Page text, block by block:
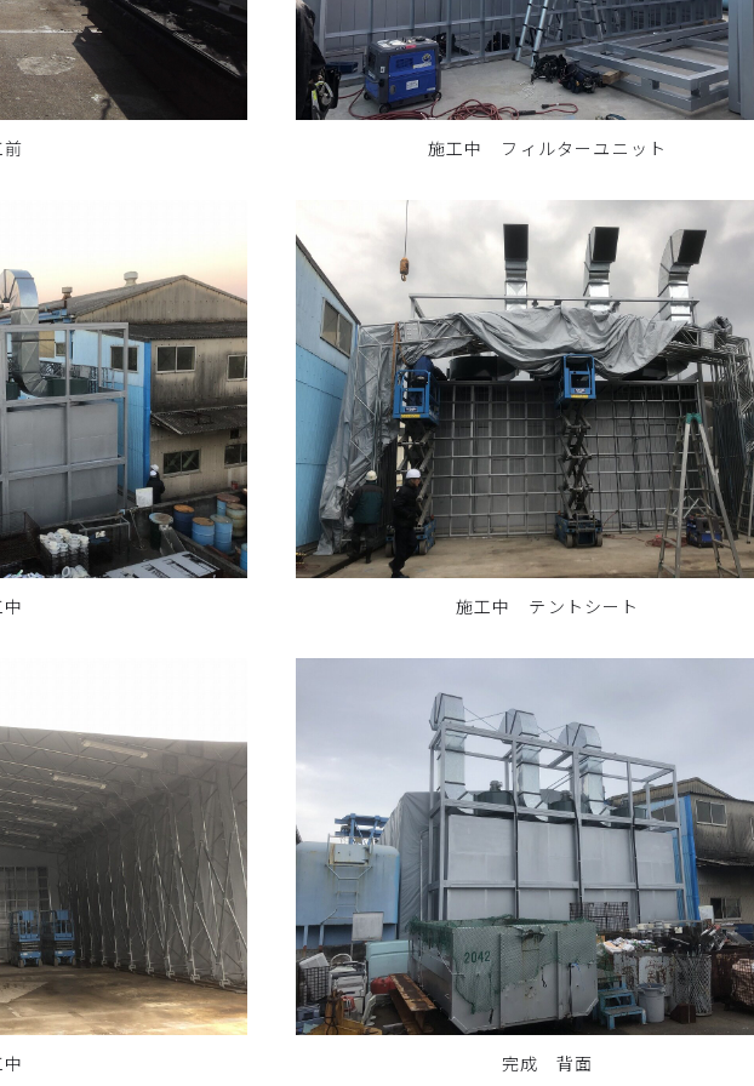
施工中 フィルターユニット
施工中 テントシート
完成 背面